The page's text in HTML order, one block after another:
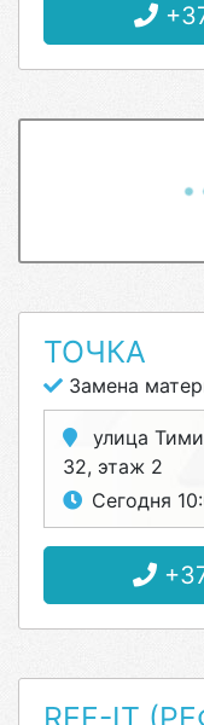
ТОЧКА
Замена
улица
32, этаж 2
Сегодня
REF-IT